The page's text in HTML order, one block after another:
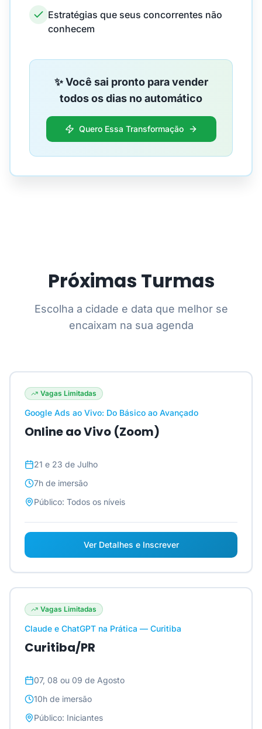
Estratégias que seus concorrentes não
conhecem
✨ Você sai pronto para vender
todos os dias no automático
Quero Essa Transformação
Próximas Turmas
Escolha a cidade e data que melhor se
encaixam na sua agenda
Vagas Limitadas
Google Ads ao Vivo: Do Básico ao Avançado
Online ao Vivo (Zoom)
21 e 23 de Julho
7h de imersão
Público: Todos os níveis
Ver Detalhes e Inscrever
Vagas Limitadas
Claude e ChatGPT na Prática — Curitiba
Curitiba/PR
07, 08 ou 09 de Agosto
10h de imersão
Público: Iniciantes